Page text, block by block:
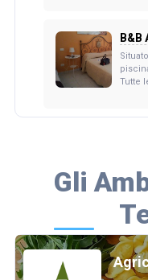
B&B
Tutte
Gli